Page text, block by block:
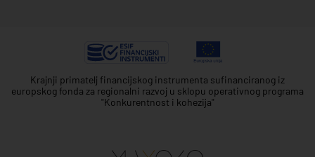
Krajnji primatelj financijskog instrumenta sufinanciranog iz
europskog fonda za regionalni razvoj u sklopu operativnog programa
"Konkurentnost i kohezija"